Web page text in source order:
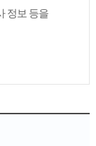
정보 등을